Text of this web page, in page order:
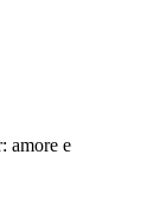
amore e